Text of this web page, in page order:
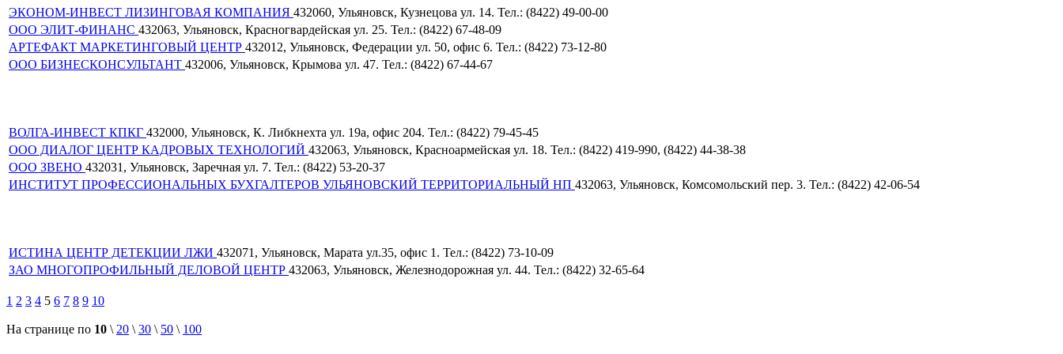
ЭКОНОМ-ИНВЕСТ ЛИЗИНГОВАЯ КОМПАНИЯ 432060, Ульяновск, Кузнецова ул. 14. Тел.: (8422) 49-00-00
ООО ЭЛИТ-ФИНАНС 432063, Ульяновск, Красногвардейская ул. 25. Тел.: (8422) 67-48-09
АРТЕФАКТ МАРКЕТИНГОВЫЙ ЦЕНТР 432012, Ульяновск, Федерации ул. 50, офис 6. Тел.: (8422) 73-12-80
ООО БИЗНЕСКОНСУЛЬТАНТ 432006, Ульяновск, Крымова ул. 47. Тел.: (8422) 67-44-67
ВОЛГА-ИНВЕСТ КПКГ 432000, Ульяновск, К. Либкнехта ул. 19а, офис 204. Тел.: (8422) 79-45-45
ООО ДИАЛОГ ЦЕНТР КАДРОВЫХ ТЕХНОЛОГИЙ 432063, Ульяновск, Красноармейская ул. 18. Тел.: (8422) 419-990, (8422) 44-38-38
ООО ЗВЕНО 432031, Ульяновск, Заречная ул. 7. Тел.: (8422) 53-20-37
ИНСТИТУТ ПРОФЕССИОНАЛЬНЫХ БУХГАЛТЕРОВ УЛЬЯНОВСКИЙ ТЕРРИТОРИАЛЬНЫЙ НП 432063, Ульяновск, Комсомольский пер. 3. Тел.: (8422) 42-06-54
ИСТИНА ЦЕНТР ДЕТЕКЦИИ ЛЖИ 432071, Ульяновск, Марата ул.35, офис 1. Тел.: (8422) 73-10-09
ЗАО МНОГОПРОФИЛЬНЫЙ ДЕЛОВОЙ ЦЕНТР 432063, Ульяновск, Железнодорожная ул. 44. Тел.: (8422) 32-65-64
1 2 3 4 5 6 7 8 9 10
На странице по 10 \ 20 \ 30 \ 50 \ 100